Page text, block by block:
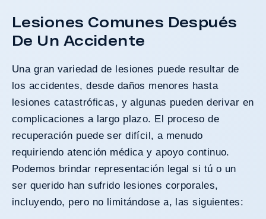
Lesiones Comunes Después
De Un Accidente
Una gran variedad de lesiones puede resultar de
los accidentes, desde daños menores hasta
lesiones catastróficas, y algunas pueden derivar en
complicaciones a largo plazo. El proceso de
recuperación puede ser difícil, a menudo
requiriendo atención médica y apoyo continuo.
Podemos brindar representación legal si tú o un
ser querido han sufrido lesiones corporales,
incluyendo, pero no limitándose a, las siguientes: